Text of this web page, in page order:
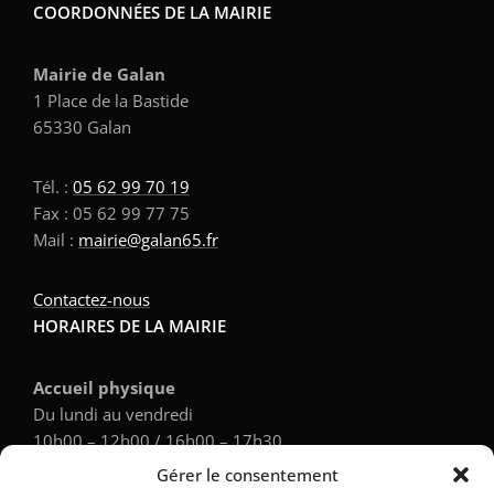
Gérer le consentement
COORDONNÉES DE LA MAIRIE
Mairie de Galan
1 Place de la Bastide
65330 Galan
Tél. : 05 62 99 70 19
Fax : 05 62 99 77 75
Mail : mairie@galan65.fr
Contactez-nous
HORAIRES DE LA MAIRIE
Accueil physique
Du lundi au vendredi
10h00 – 12h00 / 16h00 – 17h30